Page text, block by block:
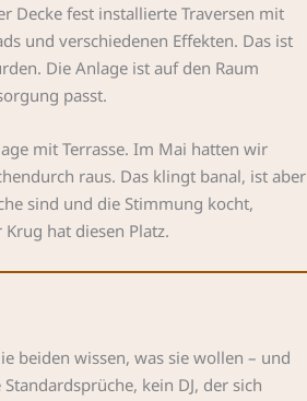
Decke fest installierte Traversen mit
und verschiedenen Effekten. Das ist
Die Anlage ist auf den Raum
passt.
mit Terrasse. Im Mai hatten wir
raus. Das klingt banal, ist aber
sind und die Stimmung kocht,
hat diesen Platz.
beiden wissen, was sie wollen – und
kein DJ, der sich